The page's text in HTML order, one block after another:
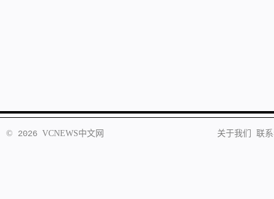
© 2026 VCNEWS中文网 关于我们 联